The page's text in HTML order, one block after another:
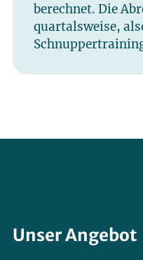
berechnet. Die
quartalsweise,
Unser Angebot